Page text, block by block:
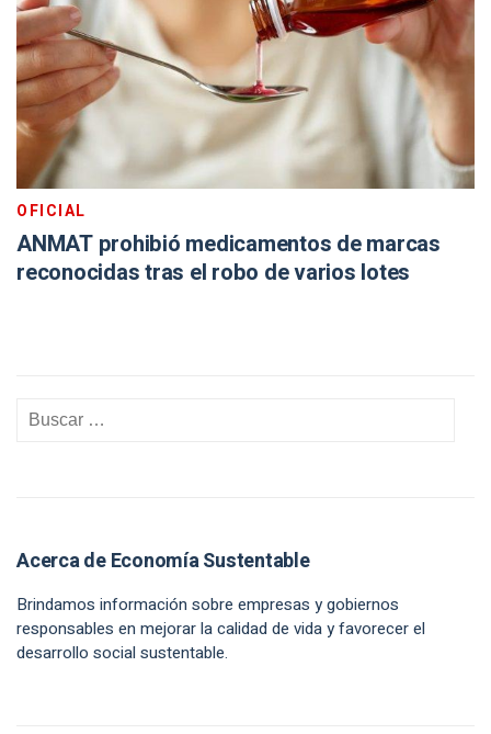
OFICIAL
ANMAT prohibió medicamentos de marcas
reconocidas tras el robo de varios lotes
Acerca de Economía Sustentable
Brindamos información sobre empresas y gobiernos
responsables en mejorar la calidad de vida y favorecer el
desarrollo social sustentable.